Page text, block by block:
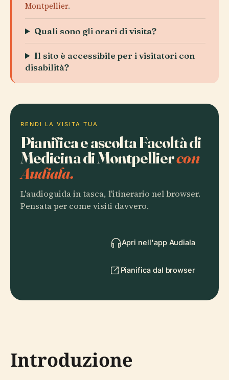
Montpellier.
Quali sono gli orari di visita?
Il sito è accessibile per i visitatori con
disabilità?
RENDI LA VISITA TUA
Pianifica e ascolta Facoltà di
Medicina di Montpelliercon
Audiala.
L'audioguida in tasca, l'itinerario nel browser.
Pensata per come visiti davvero.
Apri nell'app Audiala
Pianifica dal browser
Introduzione